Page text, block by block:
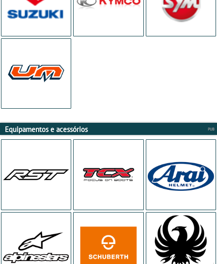
Equipamentos e acessórios